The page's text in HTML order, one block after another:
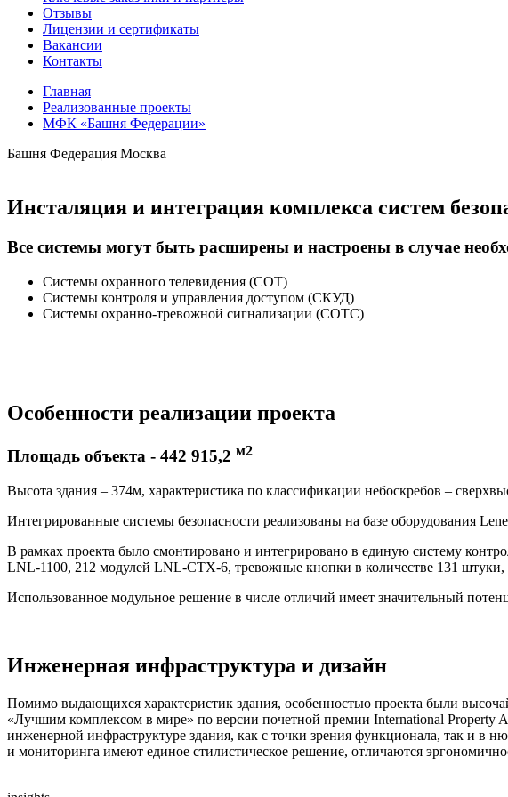
Отзывы
Лицензии и сертификаты
Вакансии
Контакты
Главная
Реализованные проекты
МФК «Башня Федерации»
Башня Федерация Москва
Инсталяция и интеграция комплекса систем
Все системы могут быть расширены и настроены в случае
Системы охранного телевидения (СОТ)
Системы контроля и управления доступом (СКУД)
Системы охранно-тревожной сигнализации (СОТС)
Особенности реализации проекта
Площадь объекта - 442 915,2 м2
Высота здания – 374м, характеристика по классификации небоскребов –
Интегрированные системы безопасности реализованы на базе оборудования
В рамках проекта было смонтировано и интегрировано в единую систему
LNL-1100, 212 модулей LNL-CTX-6, тревожные кнопки в количестве 131 штуки,
Использованное модульное решение в числе отличий имеет значительный
Инженерная инфраструктура и дизайн
Помимо выдающихся характеристик здания, особенностью проекта были
«Лучшим комплексом в мире» по версии почетной премии International Property
инженерной инфраструктуре здания, как с точки зрения функционала, так и
и мониторинга имеют единое стилистическое решение, отличаются